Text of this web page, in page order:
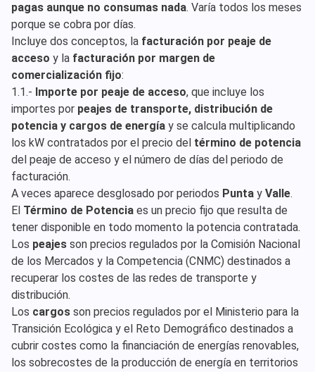
pagas aunque no consumas nada. Varía todos los meses
porque se cobra por días.
Incluye dos conceptos, la facturación por peaje de
acceso y la facturación por margen de
comercialización fijo:
1.1.- Importe por peaje de acceso, que incluye los
importes por peajes de transporte, distribución de
potencia y cargos de energía y se calcula multiplicando
los kW contratados por el precio del término de potencia
del peaje de acceso y el número de días del periodo de
facturación.
A veces aparece desglosado por periodos Punta y Valle.
El Término de Potencia es un precio fijo que resulta de
tener disponible en todo momento la potencia contratada.
Los peajes son precios regulados por la Comisión Nacional
de los Mercados y la Competencia (CNMC) destinados a
recuperar los costes de las redes de transporte y
distribución.
Los cargos son precios regulados por el Ministerio para la
Transición Ecológica y el Reto Demográfico destinados a
cubrir costes como la financiación de energías renovables,
los sobrecostes de la producción de energía en territorios